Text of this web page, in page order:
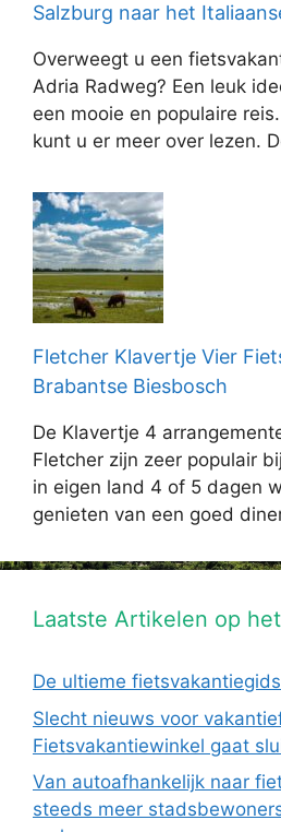
Salzburg naar het
Overweegt u een
Adria Radweg? Een leuk
een mooie en populaire
kunt u er meer over lezen.
Fletcher Klavertje Vier
Brabantse Biesbosch
De Klavertje 4
Fletcher zijn zeer populair
in eigen land 4 of 5 dagen
genieten van een goed
Laatste Artikelen op
De ultieme
Slecht nieuws voor
Fietsvakantiewinkel gaat
Van autoafhankelijk naar
steeds meer